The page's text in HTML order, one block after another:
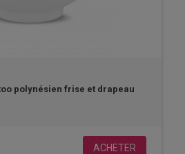
polynésien frise et drapeau
ACHETER